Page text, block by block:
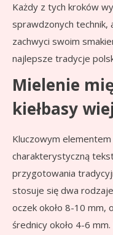
Każdy z tych kroków
sprawdzonych technik,
zachwyci swoim
najlepsze tradycje
Mielenie
kiełbasy
Kluczowym
charakterystyczną
przygotowania
stosuje się dwa
oczek około 8-10 mm,
średnicy około 4-6